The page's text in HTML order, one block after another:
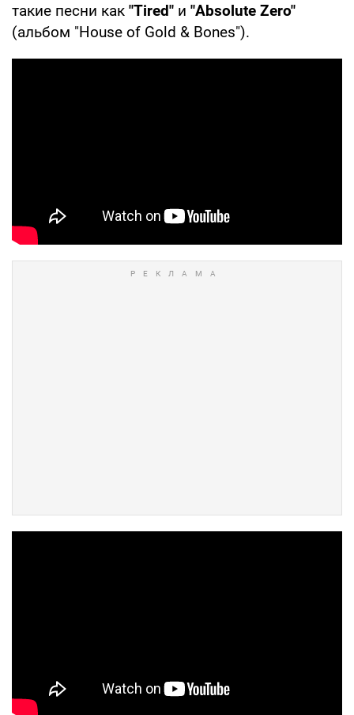
такие песни как "Tired" и "Absolute Zero"
(альбом "House of Gold & Bones").